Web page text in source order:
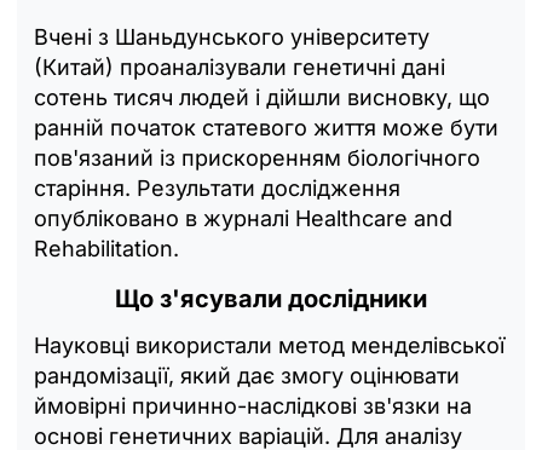
Вчені з Шаньдунського університету
(Китай) проаналізували генетичні дані
сотень тисяч людей і дійшли висновку, що
ранній початок статевого життя може бути
пов'язаний із прискоренням біологічного
старіння. Результати дослідження
опубліковано в журналі Healthcare and
Rehabilitation.
Що з'ясували дослідники
Науковці використали метод менделівської
рандомізації, який дає змогу оцінювати
ймовірні причинно-наслідкові зв'язки на
основі генетичних варіацій. Для аналізу